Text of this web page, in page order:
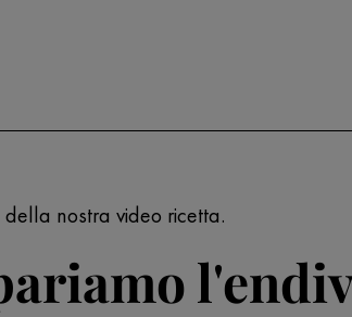
nostra video ricetta.